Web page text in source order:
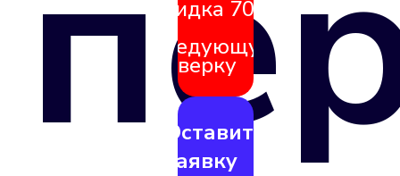
скидка 70%
следующую
поверку
Оставить
заявку